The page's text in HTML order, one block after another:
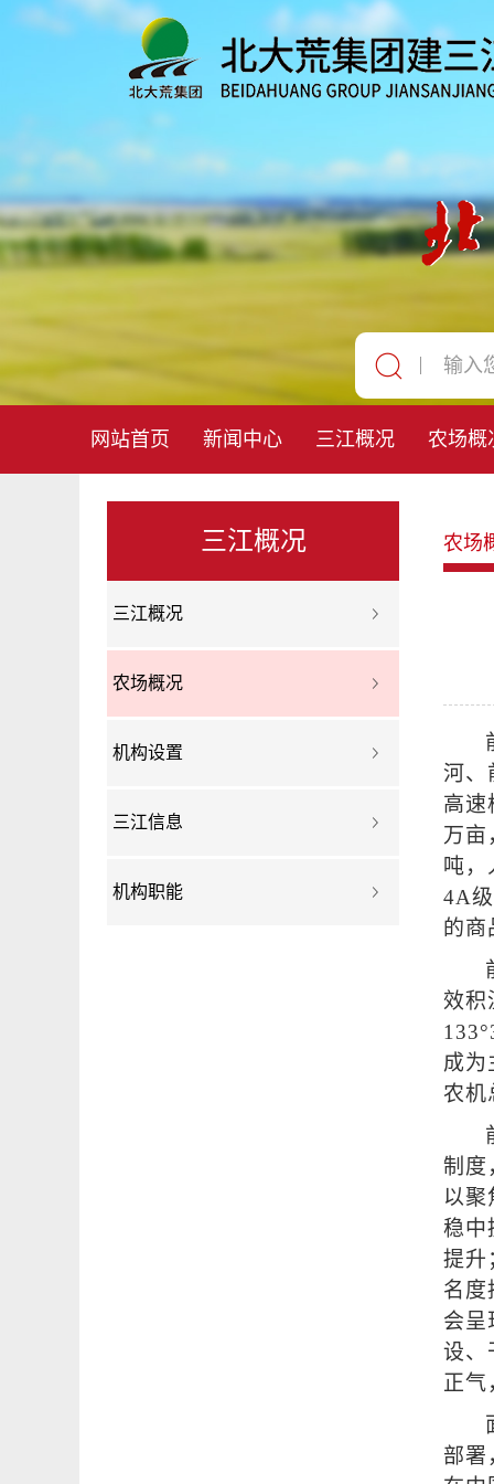
网站首页 新闻中心 三江概况 农场概
三江概况
三江概况
农场概况
机构设置
三江信息
机构职能
农场
河、
高速
万亩
吨，
4A
的商
效积
成为
农机
制度
以
稳中
提升
名度
会呈
设、
正
部署